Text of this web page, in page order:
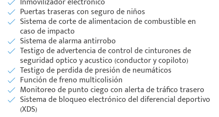
Puertas traseras con seguro de niños
Sistema de corte de alimentacion de combustible en
caso de impacto
Sistema de alarma antirrobo
Testigo de advertencia de control de cinturones de
seguridad optico y acustico (conductor y copiloto)
Testigo de perdida de presión de neumáticos
Función de freno multicolisión
Monitoreo de punto ciego con alerta de tráfico trasero
Sistema de bloqueo electrónico del diferencial deportivo
(XDS)